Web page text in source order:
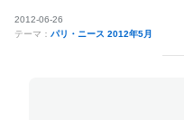
2012-06-26
テーマ： パリ・ニース 2012年5月